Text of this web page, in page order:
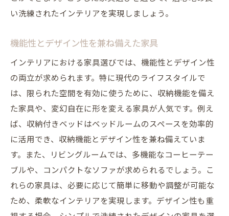
い洗練されたインテリアを実現しましょう。
機能性とデザイン性を兼ね備えた家具
インテリアにおける家具選びでは、機能性とデザイン性
の両立が求められます。特に現代のライフスタイルで
は、限られた空間を有効に使うために、収納機能を備え
た家具や、変幻自在に形を変える家具が人気です。例え
ば、収納付きベッドはベッドルームのスペースを効率的
に活用でき、収納機能とデザイン性を兼ね備えていま
す。また、リビングルームでは、多機能なコーヒーテー
ブルや、コンパクトなソファが求められるでしょう。こ
れらの家具は、必要に応じて簡単に移動や調整が可能な
ため、柔軟なインテリアを実現します。デザイン性も重